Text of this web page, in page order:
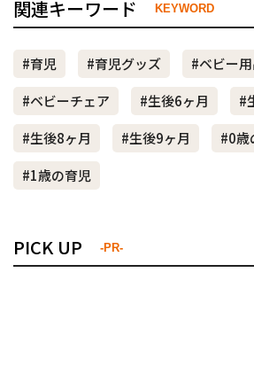
関連キーワード KEYWORD
#育児 #育児グッズ
#ベビー
#ベビーチェア
#生後6ヶ月
#
#生後8ヶ月
#生後9ヶ月
#0歳
#1歳の育児
PICK UP -PR-